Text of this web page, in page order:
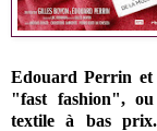
Edouard Perrin et
"fast fashion", ou
textile à bas